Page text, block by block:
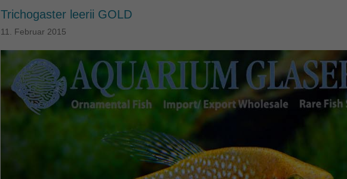
Trichogaster leerii GOLD
11. Februar 2015